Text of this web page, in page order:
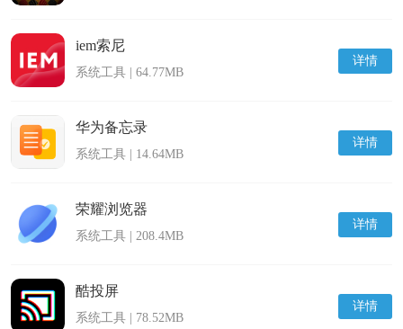
详情
iem索尼
系统工具 | 64.77MB
详情
华为备忘录
系统工具 | 14.64MB
详情
荣耀浏览器
系统工具 | 208.4MB
详情
酷投屏
系统工具 | 78.52MB